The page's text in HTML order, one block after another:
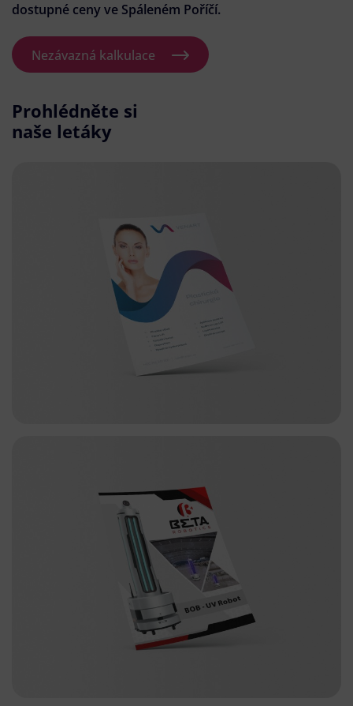
dostupné ceny ve Spáleném Poříčí.
Nezávazná kalkulace
Prohlédněte si
naše letáky